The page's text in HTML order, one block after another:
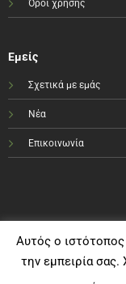
Όροι χρήσης
Εμείς
Σχετικά με εμάς
Νέα
Επικοινωνία
Αυτός ο ιστότοπος
την εμπειρία